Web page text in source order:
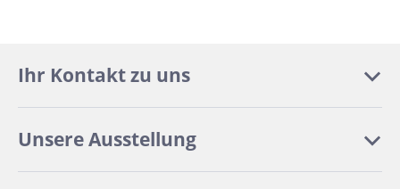
Ihr Kontakt zu uns
Unsere Ausstellung